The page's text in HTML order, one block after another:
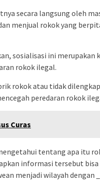
secara langsung oleh
menjual rokok yang
sosialisasi ini merupakan
rokok ilegal.
rokok atau tidak
peredaran rokok
Curas
tentang apa itu
informasi tersebut bisa
menjadi wilayah dengan